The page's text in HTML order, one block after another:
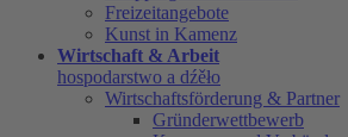
Freizeitangebote
Kunst in Kamenz
Wirtschaft & Arbeit
hospodarstwo a dźěło
Wirtschaftsförderung & Partner
Gründerwettbewerb